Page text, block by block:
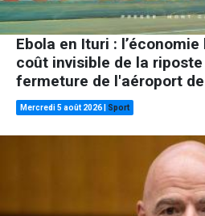
Ebola en Ituri :
coût invisible de la
fermeture de l'aéroport
Mercredi 5 août 2026 Sport